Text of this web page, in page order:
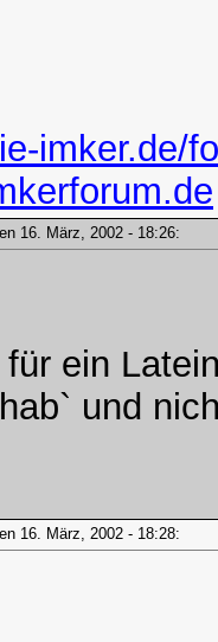
imker.de/
16. März, 2002 - 18:26:
ein
und
16. März, 2002 - 18:28: